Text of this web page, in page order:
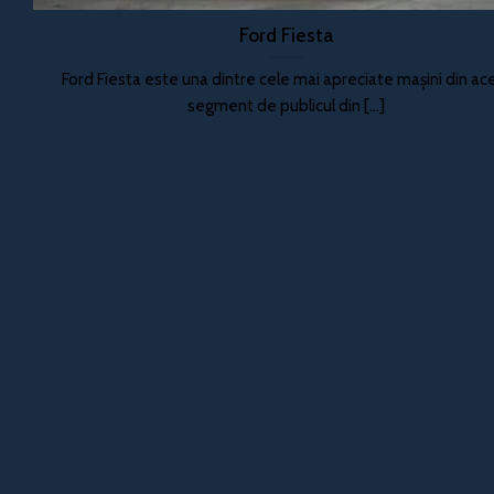
Ford Fiesta
Ford Fiesta este una dintre cele mai apreciate mașini din
segment de publicul din [...]